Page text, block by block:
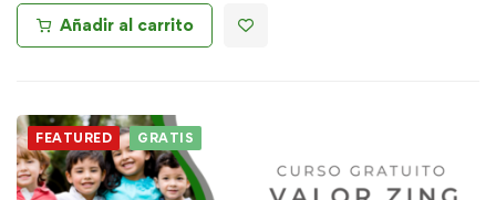
Añadir al carrito
FEATURED GRATIS